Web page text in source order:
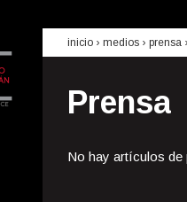
inicio › medios › prensa
Prensa
No hay artículos de